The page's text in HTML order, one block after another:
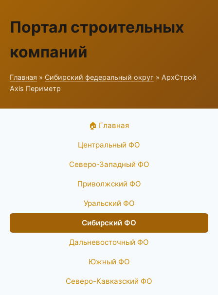
Портал строительных
компаний
Главная » Сибирский федеральный округ » АрхСтрой
Axis Периметр
🏠 Главная
Центральный ФО
Северо-Западный ФО
Приволжский ФО
Уральский ФО
Сибирский ФО
Дальневосточный ФО
Южный ФО
Северо-Кавказский ФО